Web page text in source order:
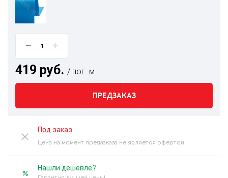
419 руб. / пог. м.
ПРЕДЗАКАЗ
Под заказ
Цена на момент предзаказа не является офертой
Нашли дешевле?